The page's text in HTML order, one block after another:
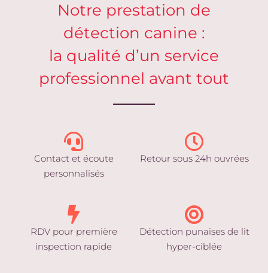
Notre prestation de
détection canine :
la qualité d’un service
professionnel avant tout
Contact et écoute
personnalisés
Retour sous 24h ouvrées
RDV pour première
inspection rapide
Détection punaises de lit
hyper-ciblée